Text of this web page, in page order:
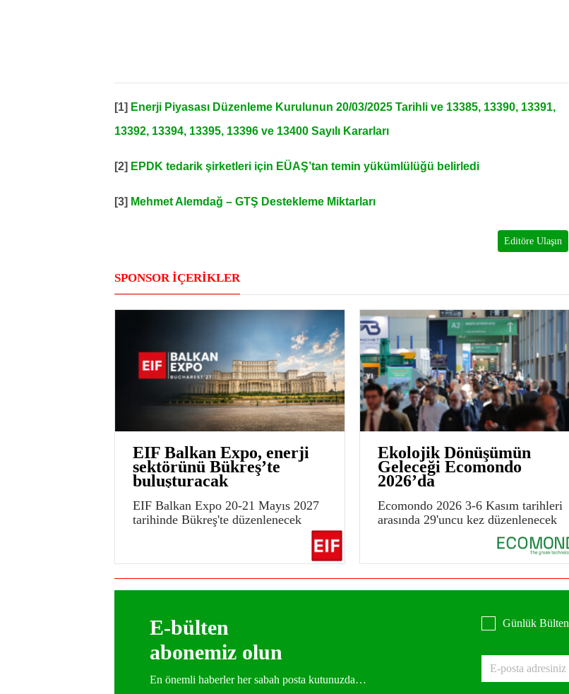
[1] Enerji Piyasası Düzenleme Kurulunun 20/03/2025 Tarihli ve 13385, 13390, 13391,
13392, 13394, 13395, 13396 ve 13400 Sayılı Kararları
[2] EPDK tedarik şirketleri için EÜAŞ’tan temin yükümlülüğü belirledi
[3] Mehmet Alemdağ – GTŞ Destekleme Miktarları
Editöre Ulaşın
SPONSOR İÇERİKLER
EIF Balkan Expo, enerji
sektörünü Bükreş’te
buluşturacak
EIF Balkan Expo 20-21 Mayıs 2027
tarihinde Bükreş'te düzenlenecek
Ekolojik Dönüşümün
Geleceği Ecomondo
2026’da
Ecomondo 2026 3-6 Kasım tarihleri
arasında 29'uncu kez düzenlenecek
E-bülten
abonemiz olun
En önemli haberler her sabah posta kutunuzda…
Günlük Bülten